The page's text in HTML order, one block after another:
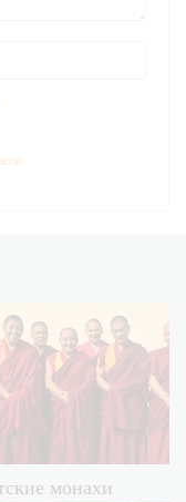
монахи